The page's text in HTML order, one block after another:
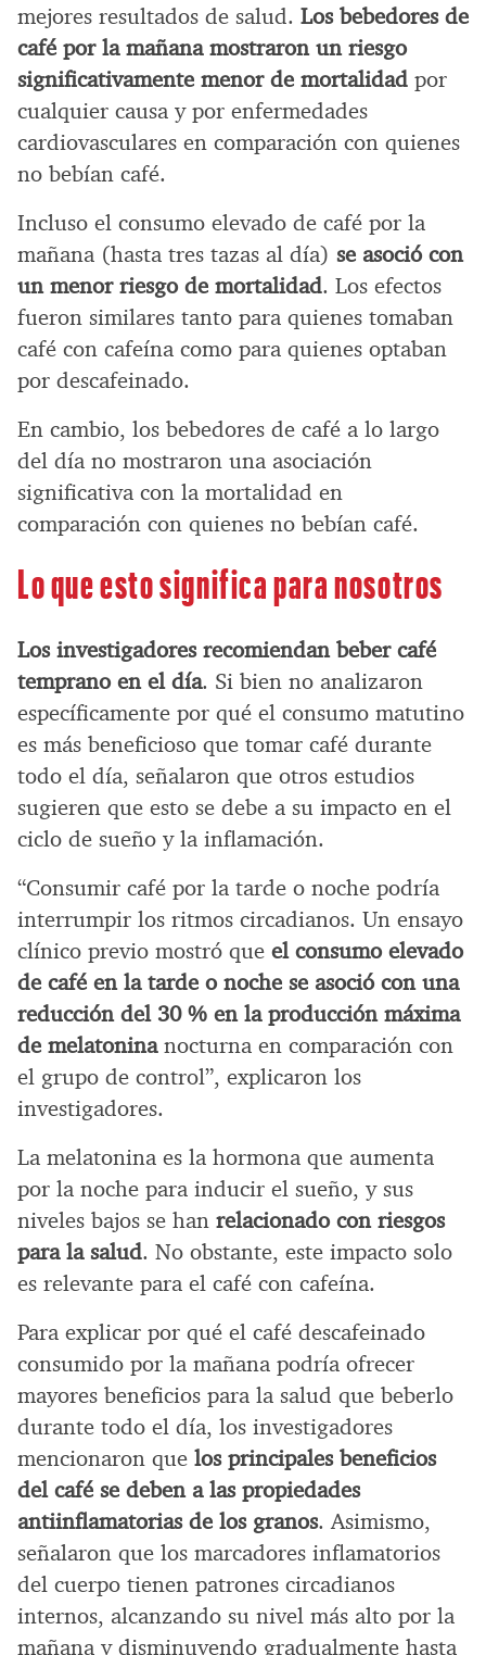
mejores resultados de salud. Los bebedores de
café por la mañana mostraron un riesgo
significativamente menor de mortalidad por
cualquier causa y por enfermedades
cardiovasculares en comparación con quienes
no bebían café.
Incluso el consumo elevado de café por la
mañana (hasta tres tazas al día) se asoció con
un menor riesgo de mortalidad. Los efectos
fueron similares tanto para quienes tomaban
café con cafeína como para quienes optaban
por descafeinado.
En cambio, los bebedores de café a lo largo
del día no mostraron una asociación
significativa con la mortalidad en
comparación con quienes no bebían café.
Lo que esto significa para nosotros
Los investigadores recomiendan beber café
temprano en el día. Si bien no analizaron
específicamente por qué el consumo matutino
es más beneficioso que tomar café durante
todo el día, señalaron que otros estudios
sugieren que esto se debe a su impacto en el
ciclo de sueño y la inflamación.
“Consumir café por la tarde o noche podría
interrumpir los ritmos circadianos. Un ensayo
clínico previo mostró que el consumo elevado
de café en la tarde o noche se asoció con una
reducción del 30 % en la producción máxima
de melatoninanocturna en comparación con
el grupo de control”, explicaron los
investigadores.
La melatonina es la hormona que aumenta
por la noche para inducir el sueño, y sus
niveles bajos se han relacionado con riesgos
para la salud. No obstante, este impacto solo
es relevante para el café con cafeína.
Para explicar por qué el café descafeinado
consumido por la mañana podría ofrecer
mayores beneficios para la salud que beberlo
durante todo el día, los investigadores
mencionaron que los principales beneficios
del café se deben a las propiedades
antiinflamatorias de los granos. Asimismo,
señalaron que los marcadores inflamatorios
del cuerpo tienen patrones circadianos
internos, alcanzando su nivel más alto por la
mañana y disminuyendo gradualmente hasta